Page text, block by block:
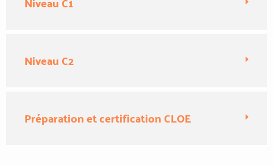
Niveau C2
Préparation et certification CLOE